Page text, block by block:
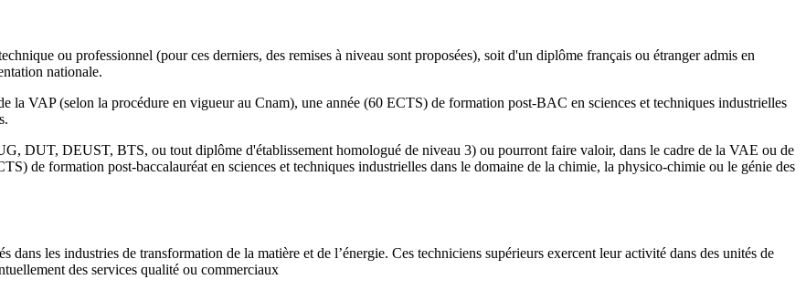
ou professionnel (pour ces derniers, des remises à niveau sont proposées), soit d'un diplôme français ou étranger admis en
nationale.
la VAP (selon la procédure en vigueur au Cnam), une année (60 ECTS) de formation post-BAC en sciences et techniques industrielles
DUT, DEUST, BTS, ou tout diplôme d'établissement homologué de niveau 3) ou pourront faire valoir, dans le cadre de la VAE ou de
de formation post-baccalauréat en sciences et techniques industrielles dans le domaine de la chimie, la physico-chimie ou le génie des
dans les industries de transformation de la matière et de l’énergie. Ces techniciens supérieurs exercent leur activité dans des unités de
des services qualité ou commerciaux